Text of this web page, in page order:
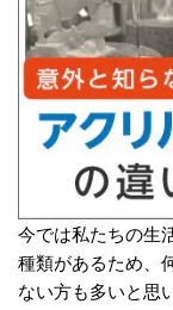
今では私たちの生
種類があるため、
ない方も多いと思